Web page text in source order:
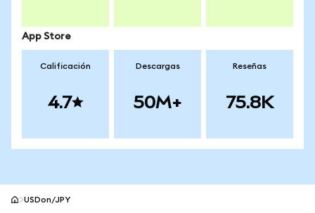
App Store
Calificación
4.7
Descargas
50M+
Reseñas
75.8K
USDon/JPY